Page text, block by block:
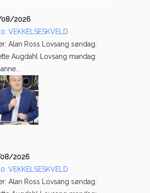
2026
VEKKELSESKVELD
Alan Ross Lovsang søndag:
Augdahl Lovsang mandag:
2026
VEKKELSESKVELD
Alan Ross Lovsang søndag: